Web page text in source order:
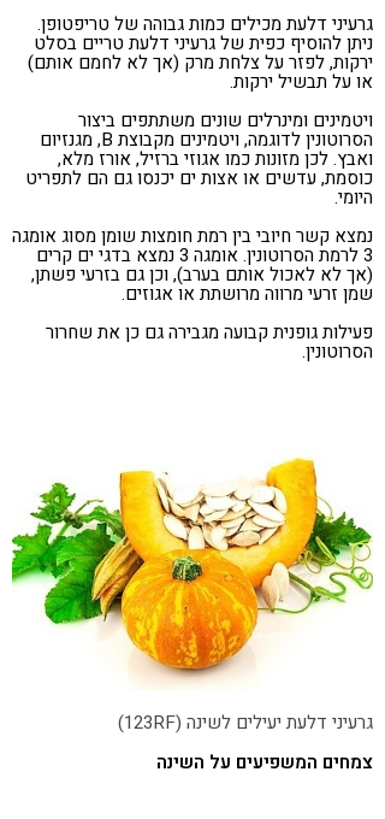
גרעיני דלעת מכילים כמות גבוהה של טריפטופן.
ניתן להוסיף כפית של גרעיני דלעת טריים בסלט
ירקות, לפזר על צלחת מרק (אך לא לחמם אותם)
או על תבשיל ירקות.
ויטמינים ומינרלים שונים משתתפים ביצור
הסרוטונין לדוגמה, ויטמינים מקבוצת B, מגנזיום
ואבץ. לכן מזונות כמו אגוזי ברזיל, אורז מלא,
כוסמת, עדשים או אצות ים יכנסו גם הם לתפריט
היומי.
נמצא קשר חיובי בין רמת חומצות שומן מסוג אומגה
3 לרמת הסרוטונין. אומגה 3 נמצא בדגי ים קרים
(אך לא לאכול אותם בערב), וכן גם בזרעי פשתן,
שמן זרעי מרווה מרושתת או אגוזים.
פעילות גופנית קבועה מגבירה גם כן את שחרור
הסרוטונין.
גרעיני דלעת יעילים לשינה (123RF)
צמחים המשפיעים על השינה